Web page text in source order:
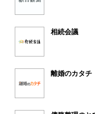
相続会議
離婚のカタチ